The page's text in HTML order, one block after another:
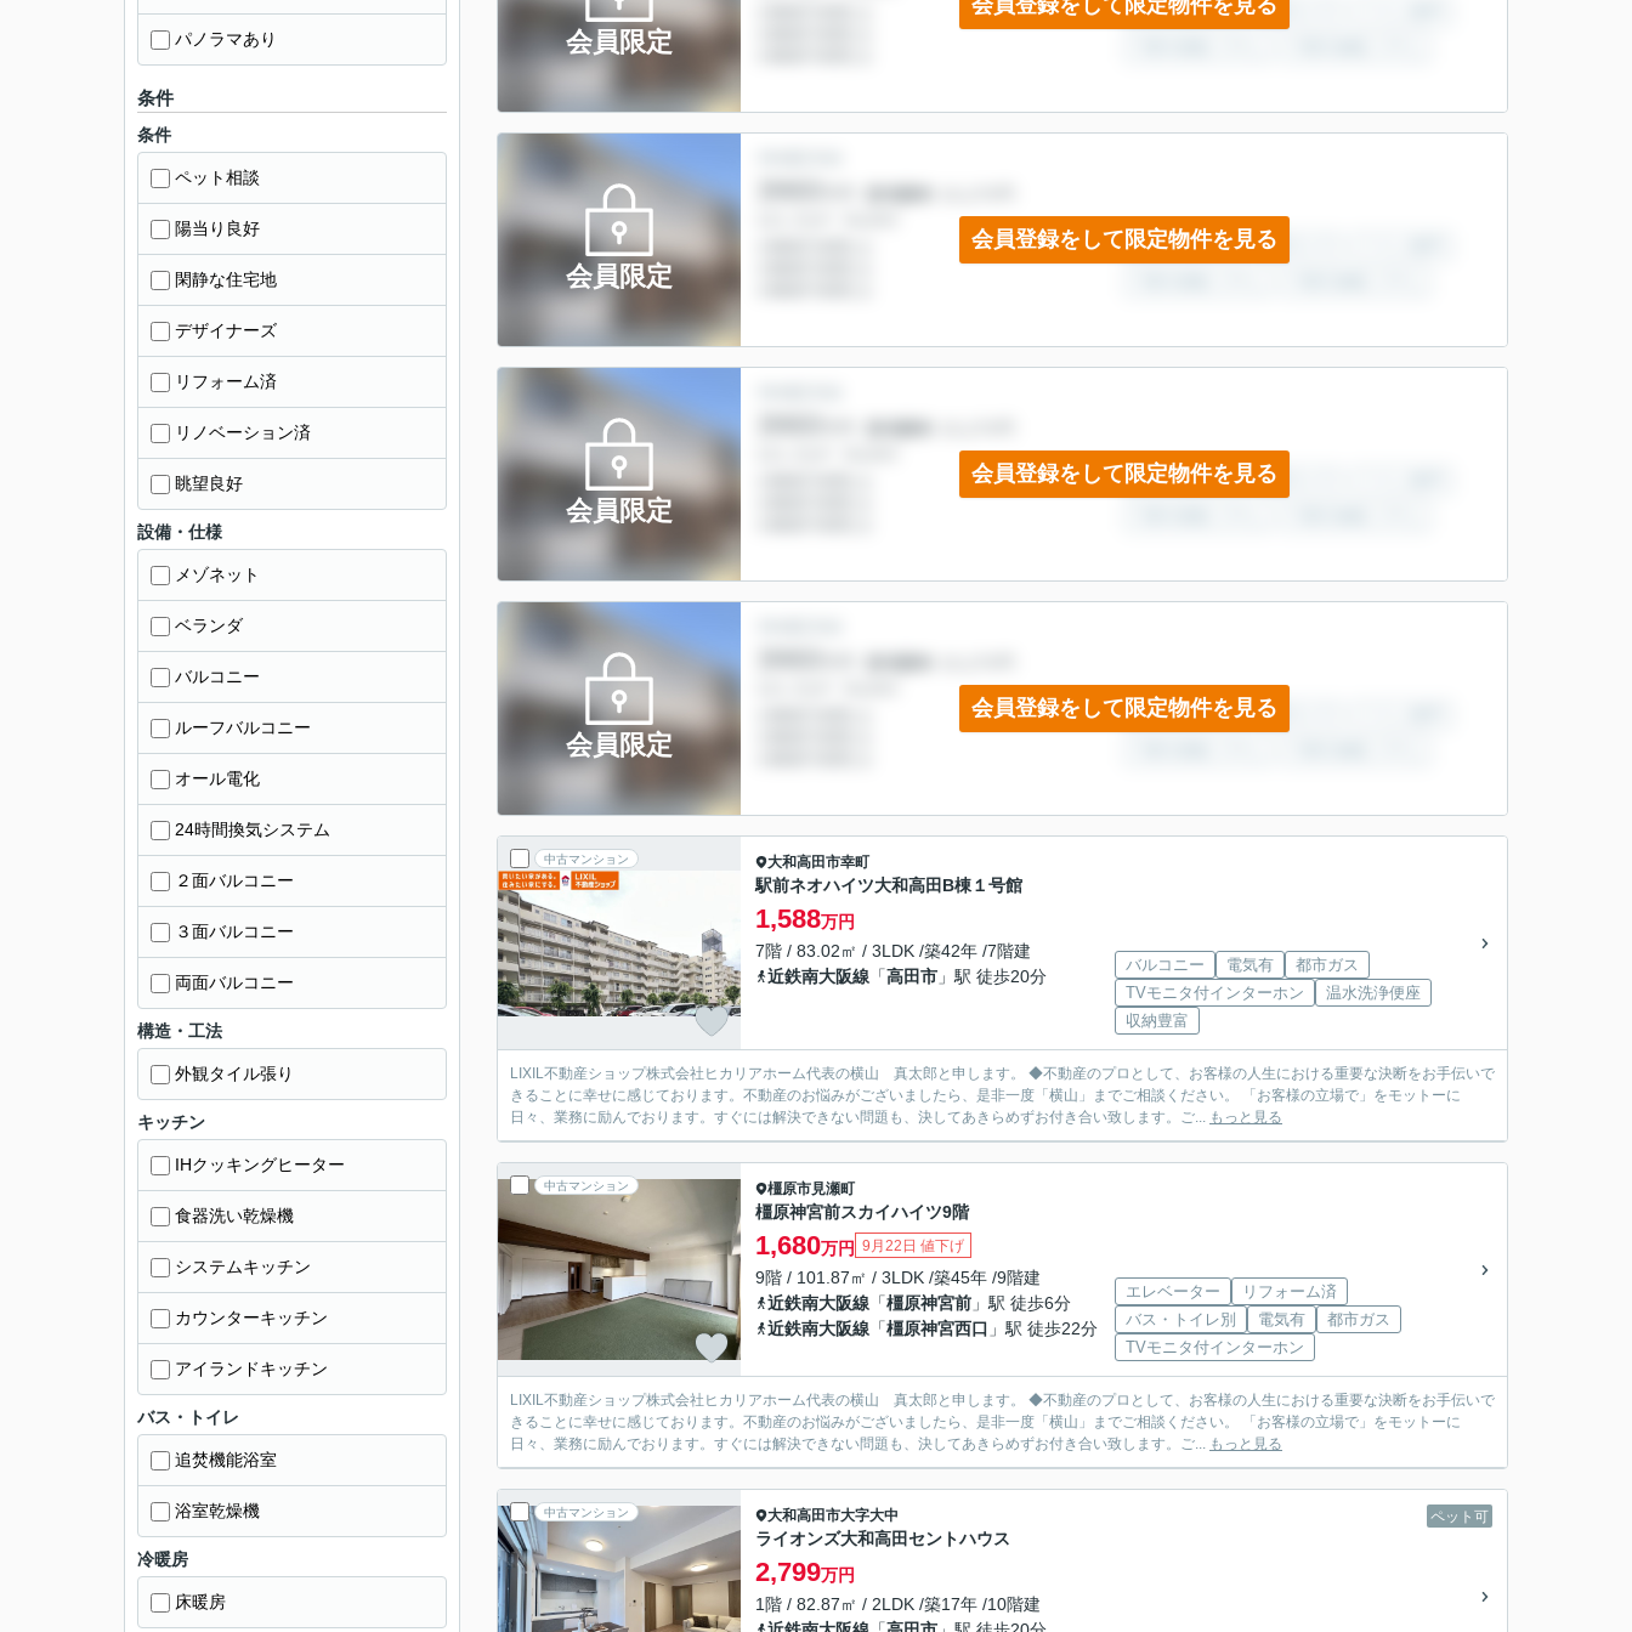
会員限定
会員登録をして限定物件を見る
会員限定
会員登録をして限定物件を見る
会員限定
会員登録をして限定物件を見る
会員限定
会員登録をして限定物件を見る
中古マンション 大和高田市幸町
駅前ネオハイツ大和高田B棟１号館
1,588万円
7階 / 83.02㎡ / 3LDK /築42年 /7階建
近鉄南大阪線 「高田市 」駅 徒歩20分
バルコニー 電気有
都市ガス
TVモニタ付インターホン
温水洗浄便座
収納豊富
LIXIL不動産ショップ株式会社ヒカリアホーム代表の横山 真太郎と申します。 ◆不動産のプロとして、お客様の人生における重要な決断をお手伝いで
きることに幸せに感じております。不動産のお悩みがございましたら、是非一度「横山」までご相談ください。 「お客様の立場で」をモットーに
日々、業務に励んでおります。すぐには解決できない問題も、決してあきらめずお付き合い致します。ご... もっと見る
中古マンション 橿原市見瀬町
橿原神宮前スカイハイツ9階
1,680万円 9月22日 値下げ
9階 / 101.87㎡ / 3LDK /築45年 /9階建
近鉄南大阪線 「橿原神宮前 」駅 徒歩6分
近鉄南大阪線 「橿原神宮西口 」駅 徒歩22分
エレベーター
リフォーム済
バス・トイレ別
電気有
都市ガス
TVモニタ付インターホン
LIXIL不動産ショップ株式会社ヒカリアホーム代表の横山 真太郎と申します。 ◆不動産のプロとして、お客様の人生における重要な決断をお手伝いで
きることに幸せに感じております。不動産のお悩みがございましたら、是非一度「横山」までご相談ください。 「お客様の立場で」をモットーに
日々、業務に励んでおります。すぐには解決できない問題も、決してあきらめずお付き合い致します。ご... もっと見る
中古マンション ペット可
大和高田市大字大中
ライオンズ大和高田セントハウス
2,799万円
1階 / 82.87㎡ / 2LDK /築17年 /10階建
パノラマあり
条件
条件
ペット相談
陽当り良好
閑静な住宅地
デザイナーズ
リフォーム済
リノベーション済
眺望良好
設備・仕様
メゾネット
ベランダ
バルコニー
ルーフバルコニー
オール電化
24時間換気システム
２面バルコニー
３面バルコニー
両面バルコニー
構造・工法
外観タイル張り
キッチン
IHクッキングヒーター
食器洗い乾燥機
システムキッチン
カウンターキッチン
アイランドキッチン
バス・トイレ
追焚機能浴室
浴室乾燥機
冷暖房
床暖房